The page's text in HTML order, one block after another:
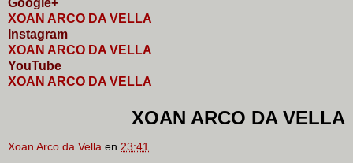
XOAN ARCO DA VELLA
nstagram
XOAN ARCO DA VELLA
YouTube
XOAN ARCO DA VELLA
XOAN ARCO DA VELLA
Xoan Arco da Vella en 23:41